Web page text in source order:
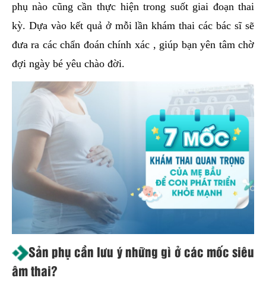
phụ nào cũng cần thực hiện trong suốt giai đoạn thai
kỳ. Dựa vào kết quả ở mỗi lần khám thai các bác sĩ sẽ
đưa ra các chẩn đoán chính xác , giúp bạn yên tâm chờ
đợi ngày bé yêu chào đời.
Sản phụ cần lưu ý những gì ở các mốc siêu
âm thai?